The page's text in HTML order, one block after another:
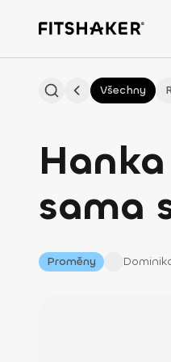
Všechny
sama
Proměny